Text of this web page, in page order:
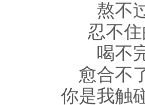
熬不
忍不
喝不
愈合不
你是我触